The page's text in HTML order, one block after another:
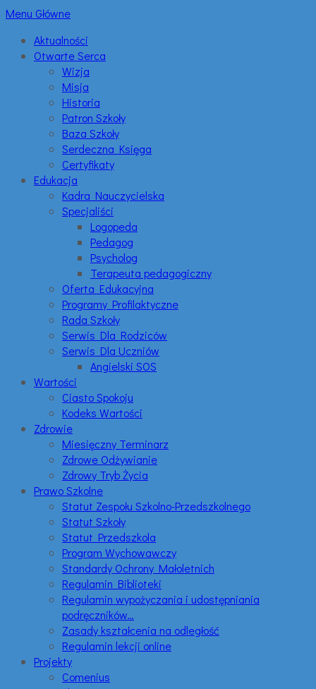
Menu Główne
Aktualności
Otwarte Serca
Wizja
Misja
Historia
Patron Szkoły
Baza Szkoły
Serdeczna Księga
Certyfikaty
Edukacja
Kadra Nauczycielska
Specjaliści
Logopeda
Pedagog
Psycholog
Terapeuta pedagogiczny
Oferta Edukacyjna
Programy Profilaktyczne
Rada Szkoły
Serwis Dla Rodziców
Serwis Dla Uczniów
Angielski SOS
Wartości
Ciasto Spokoju
Kodeks Wartości
Zdrowie
Miesięczny Terminarz
Zdrowe Odżywianie
Zdrowy Tryb Życia
Prawo Szkolne
Statut Zespołu Szkolno-Przedszkolnego
Statut Szkoły
Statut Przedszkola
Program Wychowawczy
Standardy Ochrony Małoletnich
Regulamin Biblioteki
Regulamin wypożyczania i udostępniania
podręczników…
Zasady kształcenia na odległość
Regulamin lekcji online
Projekty
Comenius